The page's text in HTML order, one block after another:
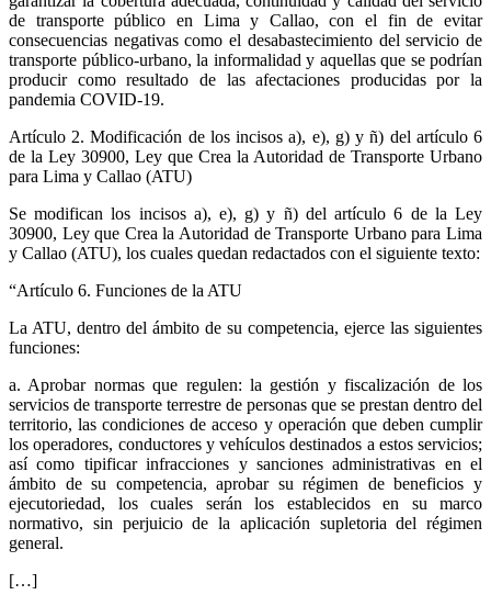
de transporte público en Lima y Callao, con el fin de evitar
consecuencias negativas como el desabastecimiento del servicio de
transporte público-urbano, la informalidad y aquellas que se podrían
producir como resultado de las afectaciones producidas por la
pandemia COVID-19.
Artículo 2. Modificación de los incisos a), e), g) y ñ) del artículo 6
de la Ley 30900, Ley que Crea la Autoridad de Transporte Urbano
para Lima y Callao (ATU)
Se modifican los incisos a), e), g) y ñ) del artículo 6 de la Ley
30900, Ley que Crea la Autoridad de Transporte Urbano para Lima
y Callao (ATU), los cuales quedan redactados con el siguiente texto:
“Artículo 6. Funciones de la ATU
La ATU, dentro del ámbito de su competencia, ejerce las siguientes
funciones:
a. Aprobar normas que regulen: la gestión y fiscalización de los
servicios de transporte terrestre de personas que se prestan dentro del
territorio, las condiciones de acceso y operación que deben cumplir
los operadores, conductores y vehículos destinados a estos servicios;
así como tipificar infracciones y sanciones administrativas en el
ámbito de su competencia, aprobar su régimen de beneficios y
ejecutoriedad, los cuales serán los establecidos en su marco
normativo, sin perjuicio de la aplicación supletoria del régimen
general.
[…]